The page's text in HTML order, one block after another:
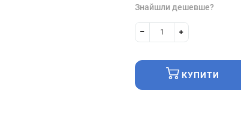
Знайшли дешевше?
КУПИТИ